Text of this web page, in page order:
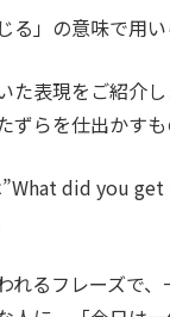
る」の意味で用い
た表現をご紹介
ずらを仕出かす
did you
れるフレーズで